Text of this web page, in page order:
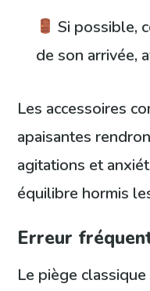
Si possible,
de son arrivée,
Les accessoires
apaisantes
agitations et
équilibre hormis
Erreur
Le piège